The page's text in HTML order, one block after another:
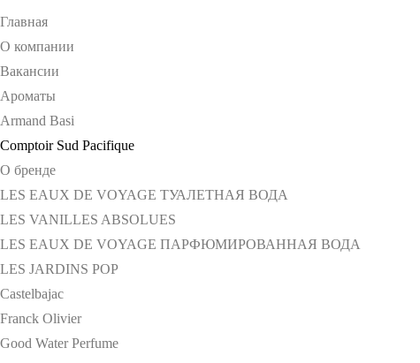
Главная
О компании
Вакансии
Ароматы
Armand Basi
Comptoir Sud Pacifique
О бренде
LES EAUX DE VOYAGE ТУАЛЕТНАЯ ВОДА
LES VANILLES ABSOLUES
LES EAUX DE VOYAGE ПАРФЮМИРОВАННАЯ ВОДА
LES JARDINS POP
Castelbajac
Franck Olivier
Good Water Perfume